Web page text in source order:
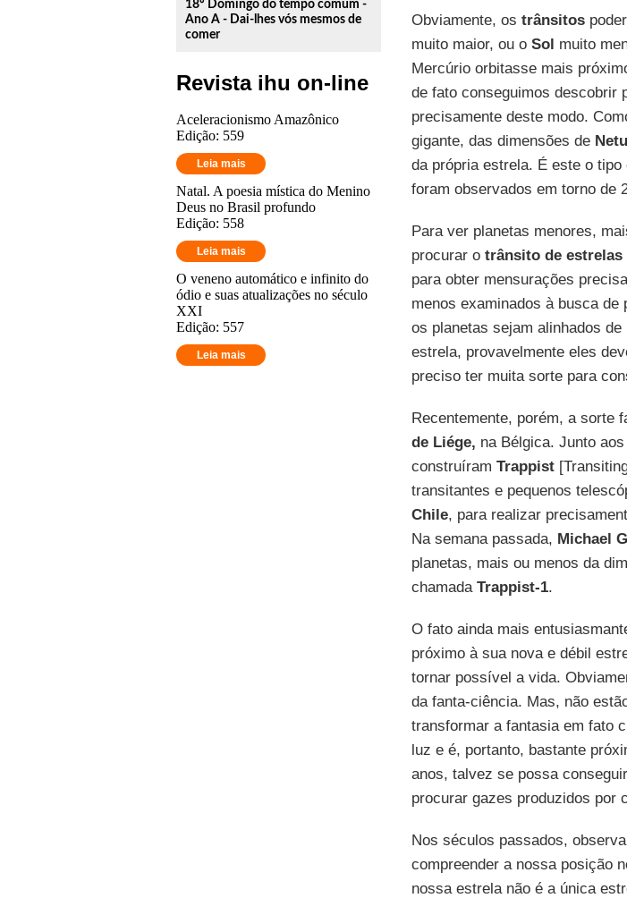
18º Domingo do tempo comum -
Ano A - Dai-lhes vós mesmos de
comer
Revista ihu on-line
Aceleracionismo Amazônico
Edição: 559
Leia mais
Natal. A poesia mística do Menino
Deus no Brasil profundo
Edição: 558
Leia mais
O veneno automático e infinito do
ódio e suas atualizações no século
XXI
Edição: 557
Leia mais
Obviamente, os trânsitos
muito maior, ou o Sol muito
Mercúrio orbitasse mais
de fato conseguimos descobrir
precisamente deste modo.
gigante, das dimensões de
da própria estrela. É este o
foram observados em torno de
Para ver planetas menores,
procurar o trânsito de estrelas
para obter mensurações
menos examinados à busca
os planetas sejam alinhados
estrela, provavelmente eles
preciso ter muita sorte para
Recentemente, porém, a sorte
de Liége, na Bélgica. Junto
construíram Trappist
transitantes e pequenos
Chile, para realizar
Na semana passada, Michael
planetas, mais ou menos da
chamada Trappist-1.
O fato ainda mais
próximo à sua nova e débil
tornar possível a vida.
da fanta-ciência. Mas, não
transformar a fantasia em fato
luz e é, portanto, bastante
anos, talvez se possa
procurar gazes produzidos por
Nos séculos passados,
compreender a nossa posição
nossa estrela não é a única